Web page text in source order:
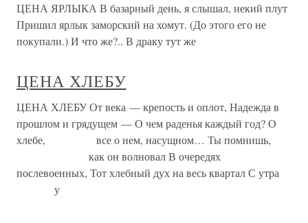
ЦЕНА ЯРЛЫКА В базарный день, я слышал, некий плут
Пришил ярлык заморский на хомут. (До этого его не
покупали.) И что же?.. В драку тут же
ЦЕНА ХЛЕБУ
ЦЕНА ХЛЕБУ От века — крепость и оплот, Надежда в
прошлом и грядущем — О чем раденья каждый год? О
хлебе, все о нем, насущном… Ты помнишь,
как он волновал В очередях
послевоенных, Тот хлебный дух на весь квартал С утра
у